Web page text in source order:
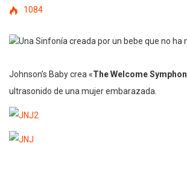
1084
Johnson’s Baby crea «The Welcome
ultrasonido de una mujer embarazada.